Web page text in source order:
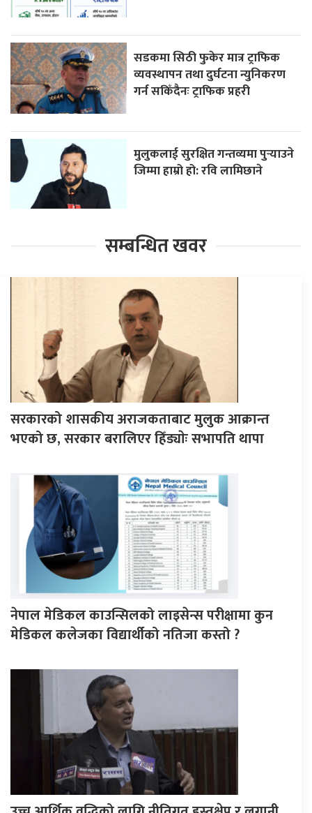
सडकमा सिठी फुकेर मात्र ट्राफिक
व्यवस्थापन तथा दुर्घटना न्युनिकरण
गर्न सकिँदैनः ट्राफिक प्रहरी
मुलुकलाई सुरक्षित गन्तव्यमा पुर्‍याउने
जिम्मा हाम्रो हो: रवि लामिछाने
सम्बन्धित खवर
सरकारको शासकीय अराजकताबाट मुलुक आक्रान्त
भएको छ, सरकार बरालिएर हिँड्याेः सभापति थापा
नेपाल मेडिकल काउन्सिलको लाइसेन्स परीक्षामा कुन
मेडिकल कलेजका विद्यार्थीको नतिजा कस्तो ?